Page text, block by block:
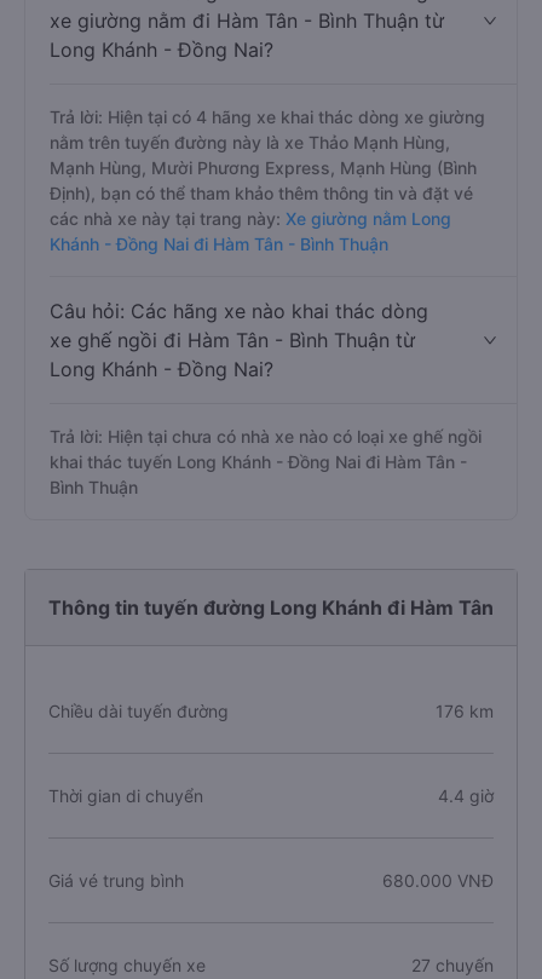
Long Khánh - Đồng Nai đi Hàm Tân - Bình Thuận
xe giường nằm đi Hàm Tân - Bình Thuận từ
Long Khánh - Đồng Nai?
Trả lời: Hiện tại có 4 hãng xe khai thác dòng xe giường
nằm trên tuyến đường này là xe Thảo Mạnh Hùng,
Mạnh Hùng, Mười Phương Express, Mạnh Hùng (Bình
các nhà xe này tại trang này:Xe giường nằm Long
Khánh - Đồng Nai đi Hàm Tân - Bình Thuận
xe ghế ngồi đi Hàm Tân - Bình Thuận từ
Long Khánh - Đồng Nai?
Chiều dài tuyến đường 176 km
Thời gian di chuyển 4.4 giờ
Giá vé trung bình 680.000 VNĐ